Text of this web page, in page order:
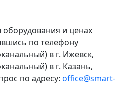
и ценах
по телефону
в г. Ижевск,
в г. Казань,
по адресу: office@smart-